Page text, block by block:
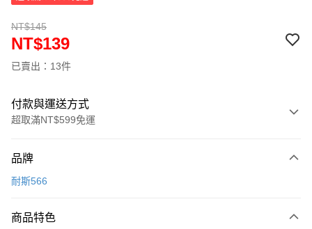
NT$145
NT$139
已賣出：13件
付款與運送方式
超取滿NT$599免運
信用卡一次付款
LINE Pay
品牌
耐斯566
商品特色